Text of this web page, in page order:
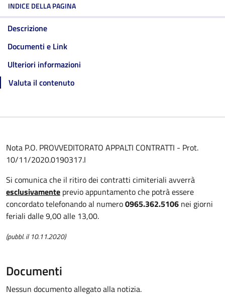
INDICE DELLA PAGINA
Descrizione
Documenti e Link
Ulteriori informazioni
Valuta il contenuto
Nota P.O. PROVVEDITORATO APPALTI CONTRATTI - Prot.
10/11/2020.0190317.I
Si comunica che il ritiro dei contratti cimiteriali avverrà
esclusivamente previo appuntamento che potrà essere
concordato telefonando al numero0965.362.5106 nei giorni
feriali dalle 9,00 alle 13,00.
(pubbl. il 10.11.2020)
Documenti
Nessun documento allegato alla notizia.